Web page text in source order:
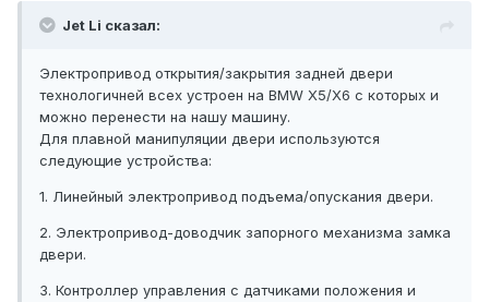
Jet Li сказал:
Электропривод открытия/закрытия задней двери
технологичней всех устроен на BMW X5/X6 с которых и
можно перенести на нашу машину.
Для плавной манипуляции двери используются
следующие устройства:
1. Линейный электропривод подъема/опускания двери.
2. Электропривод-доводчик запорного механизма замка
двери.
3. Контроллер управления с датчиками положения и